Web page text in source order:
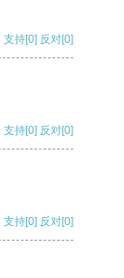
支持[0] 反对[0]
支持[0] 反对[0]
支持[0] 反对[0]